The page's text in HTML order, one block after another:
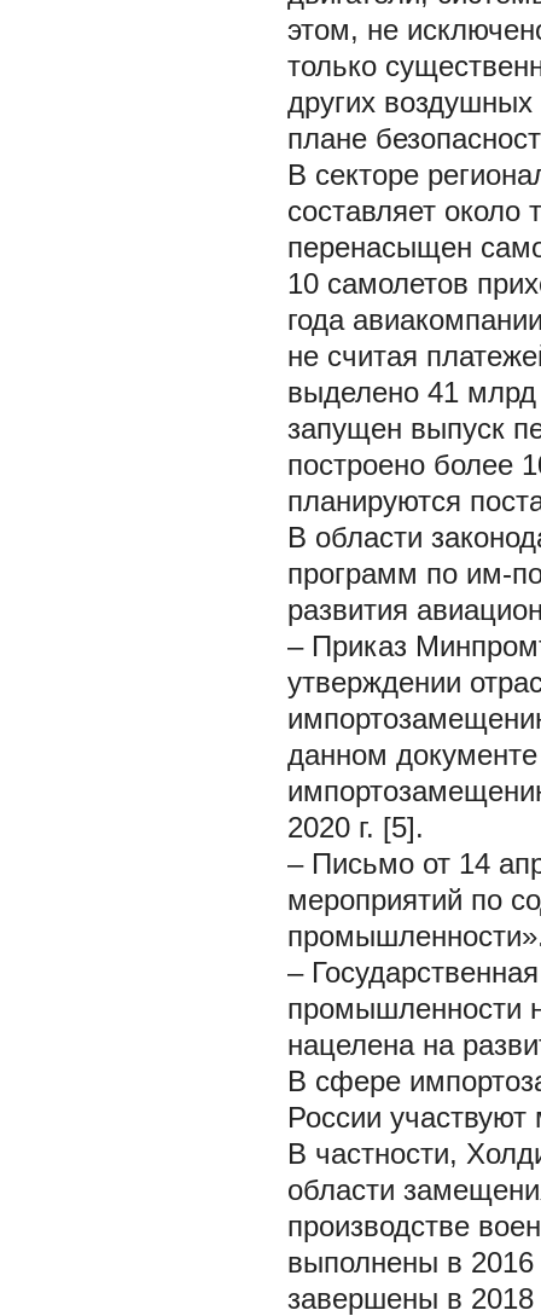
этом, не
только
других
плане
В секторе
составляет около
перенасыщен
10 самолетов
года
не считая
выделено 41 млрд
запущен выпуск
построено более
планируются
В области
программ по им-
развития
– Приказ
утверждении
данном
2020 г. [5].
– Письмо от 14
мероприятий по
–
промышленности
нацелена на
В сфере
России
В частности,
области
производстве
выполнены в 2016
завершены в 2018